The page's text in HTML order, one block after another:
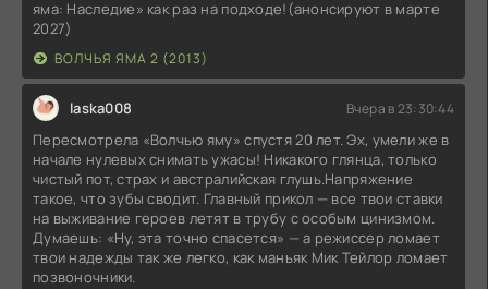
яма: Наследие» как раз на подходе!(анонсируют в марте
2027)
ВОЛЧЬЯ ЯМА 2 (2013)
laska008 Вчера в 23:30:44
Пересмотрела «Волчью яму» спустя 20 лет. Эх, умели же в
начале нулевых снимать ужасы! Никакого глянца, только
чистый пот, страх и австралийская глушь.Напряжение
такое, что зубы сводит. Главный прикол — все твои ставки
на выживание героев летят в трубу с особым цинизмом.
Думаешь: «Ну, эта точно спасется» — а режиссер ломает
твои надежды так же легко, как маньяк Мик Тейлор ломает
позвоночники.